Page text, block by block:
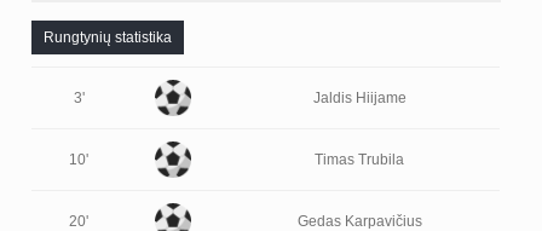
Rungtynių statistika
3' Jaldis Hiijame
10' Timas Trubila
20' Gedas Karpavičius